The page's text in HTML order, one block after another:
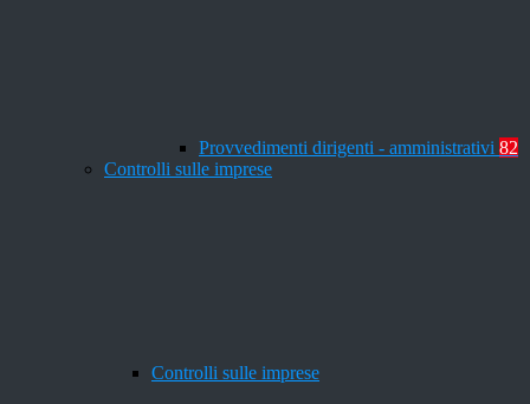
Provvedimenti dirigenti - amministrativi 82
Controlli sulle imprese
Controlli sulle imprese